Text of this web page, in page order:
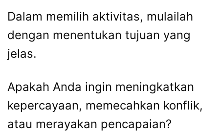
Dalam memilih aktivitas, mulailah
dengan menentukan tujuan yang
jelas.
Apakah Anda ingin meningkatkan
kepercayaan, memecahkan konflik,
atau merayakan pencapaian?